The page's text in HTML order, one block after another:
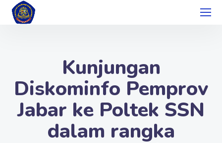
Kunjungan
Diskominfo Pemprov
Jabar ke Poltek SSN
dalam rangka